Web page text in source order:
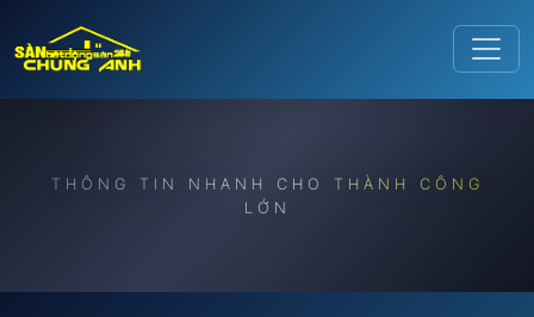
THÔNG TIN NHANH CHO THÀNH CÔNG
LỚN